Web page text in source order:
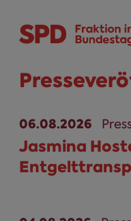
06.08.2026
Jasmina